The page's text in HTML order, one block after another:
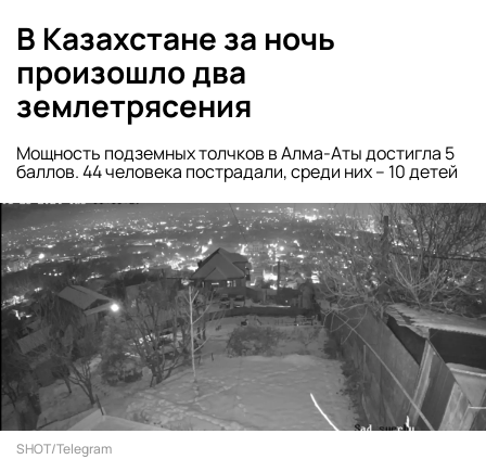
В Казахстане за ночь
произошло два
землетрясения
Мощность подземных толчков в Алма-Аты достигла 5
баллов. 44 человека пострадали, среди них – 10 детей
SHOT/Telegram